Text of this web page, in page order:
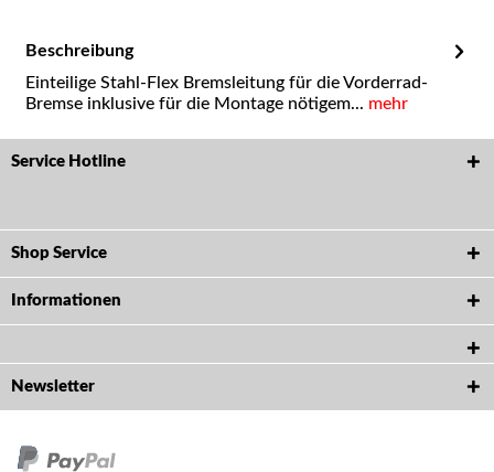
Beschreibung
Einteilige Stahl-Flex Bremsleitung für die Vorderrad-
Bremse inklusive für die Montage nötigem... mehr
Service Hotline
Shop Service
Informationen
Newsletter